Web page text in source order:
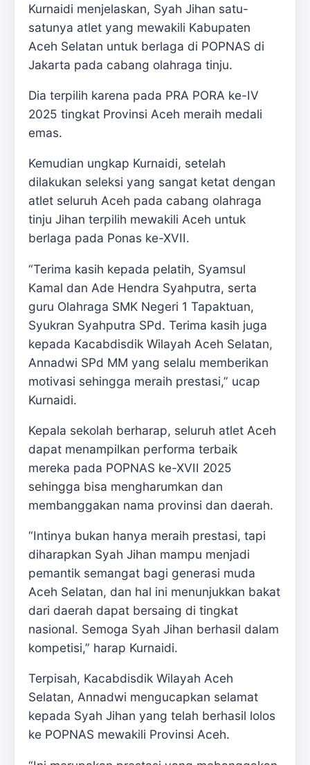
Kurnaidi menjelaskan, Syah Jihan satu-
satunya atlet yang mewakili Kabupaten
Aceh Selatan untuk berlaga di POPNAS di
Jakarta pada cabang olahraga tinju.
Dia terpilih karena pada PRA PORA ke-IV
2025 tingkat Provinsi Aceh meraih medali
emas.
Kemudian ungkap Kurnaidi, setelah
dilakukan seleksi yang sangat ketat dengan
atlet seluruh Aceh pada cabang olahraga
tinju Jihan terpilih mewakili Aceh untuk
berlaga pada Ponas ke-XVII.
“Terima kasih kepada pelatih, Syamsul
Kamal dan Ade Hendra Syahputra, serta
guru Olahraga SMK Negeri 1 Tapaktuan,
Syukran Syahputra SPd. Terima kasih juga
kepada Kacabdisdik Wilayah Aceh Selatan,
Annadwi SPd MM yang selalu memberikan
motivasi sehingga meraih prestasi,” ucap
Kurnaidi.
Kepala sekolah berharap, seluruh atlet Aceh
dapat menampilkan performa terbaik
mereka pada POPNAS ke-XVII 2025
sehingga bisa mengharumkan dan
membanggakan nama provinsi dan daerah.
“Intinya bukan hanya meraih prestasi, tapi
diharapkan Syah Jihan mampu menjadi
pemantik semangat bagi generasi muda
Aceh Selatan, dan hal ini menunjukkan bakat
dari daerah dapat bersaing di tingkat
nasional. Semoga Syah Jihan berhasil dalam
kompetisi,” harap Kurnaidi.
Terpisah, Kacabdisdik Wilayah Aceh
Selatan, Annadwi mengucapkan selamat
kepada Syah Jihan yang telah berhasil lolos
ke POPNAS mewakili Provinsi Aceh.